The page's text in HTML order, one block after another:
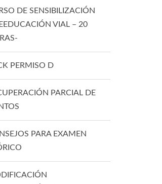
DE SENSIBILIZACIÓN
VIAL – 20
PERMISO D
PARCIAL DE
PARA EXAMEN